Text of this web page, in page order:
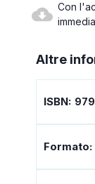
Con
Altre
ISBN:
Formato: